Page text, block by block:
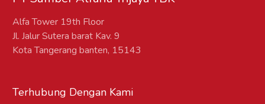
Alfa Tower 19th Floor
Jl. Jalur Sutera barat Kav. 9
Kota Tangerang banten, 15143
Terhubung Dengan Kami